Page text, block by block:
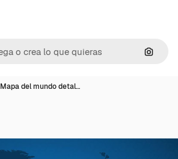
Mapa del mundo detal…